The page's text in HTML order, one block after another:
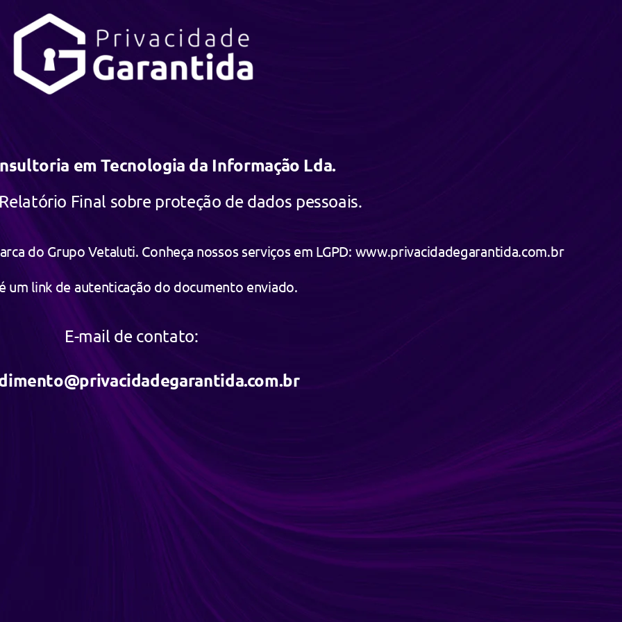
em Tecnologia da Informação Lda.
Final sobre proteção de dados pessoais.
do Grupo Vetaluti. Conheça nossos serviços em LGPD: www.privacidadegarantida.com.br
um link de autenticação do documento enviado.
E-mail de contato: